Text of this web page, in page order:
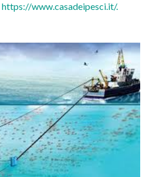
https://www.casadeipesci.it/.